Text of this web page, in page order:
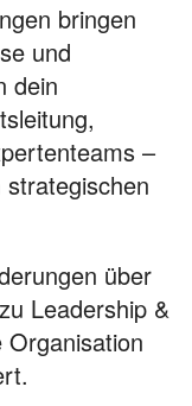
bringen
und
dein
–
über
Leadership &